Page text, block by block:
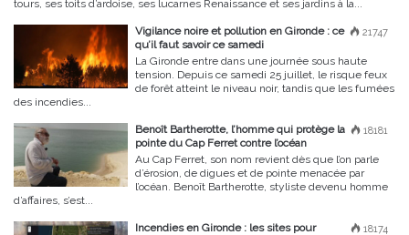
tours, ses toits d’ardoise, ses lucarnes Renaissance et ses jardins à la...
21747
Vigilance noire et pollution en Gironde : ce
qu’il faut savoir ce samedi
La Gironde entre dans une journée sous haute
tension. Depuis ce samedi 25 juillet, le risque feux
de forêt atteint le niveau noir, tandis que les fumées
des incendies...
18181
Benoît Bartherotte, l’homme qui protège la
pointe du Cap Ferret contre l’océan
Au Cap Ferret, son nom revient dès que l’on parle
d’érosion, de digues et de pointe menacée par
l’océan. Benoît Bartherotte, styliste devenu homme
d’affaires, s’est...
18174
Incendies en Gironde : les sites pour